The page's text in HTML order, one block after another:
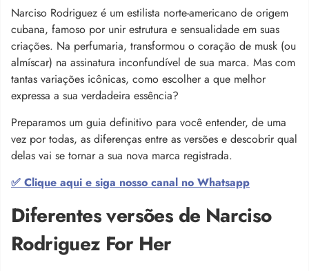
Narciso Rodriguez é um estilista norte-americano de origem
cubana, famoso por unir estrutura e sensualidade em suas
criações. Na perfumaria, transformou o coração de musk (ou
almíscar) na assinatura inconfundível de sua marca. Mas com
tantas variações icônicas, como escolher a que melhor
expressa a sua verdadeira essência?
Preparamos um guia definitivo para você entender, de uma
vez por todas, as diferenças entre as versões e descobrir qual
delas vai se tornar a sua nova marca registrada.
✅ Clique aqui e siga nosso canal no Whatsapp
Diferentes versões de Narciso
Rodriguez For Her